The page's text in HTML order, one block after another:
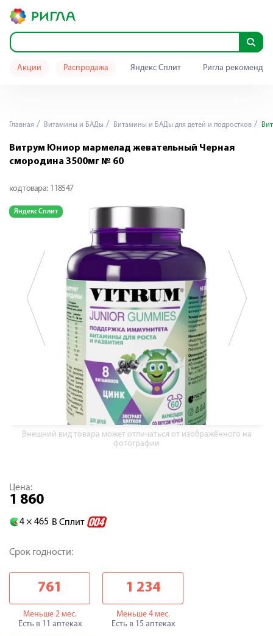
Акции Распродажа Яндекс Сплит Ригла
Главная Витамины и БАДы Витамины и БАДы для детей и подростков
Витрум Юниор мармелад жевательный Черная
смородина 3500мг № 60
код товара: 118547
Яндекс Сплит
Внешний вид товара может отличаться от изображённого на
фотографии
Цена:
1 860
4 × 465 В Сплит
Срок годности:
761
Меньше 2 мес.
Есть в 11 аптеках
1 234
Меньше 4 мес.
Есть в 15 аптеках